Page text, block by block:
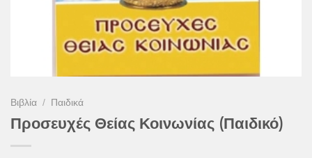
Βιβλία / Παιδικά
Προσευχές Θείας Κοινωνίας (Παιδικό)